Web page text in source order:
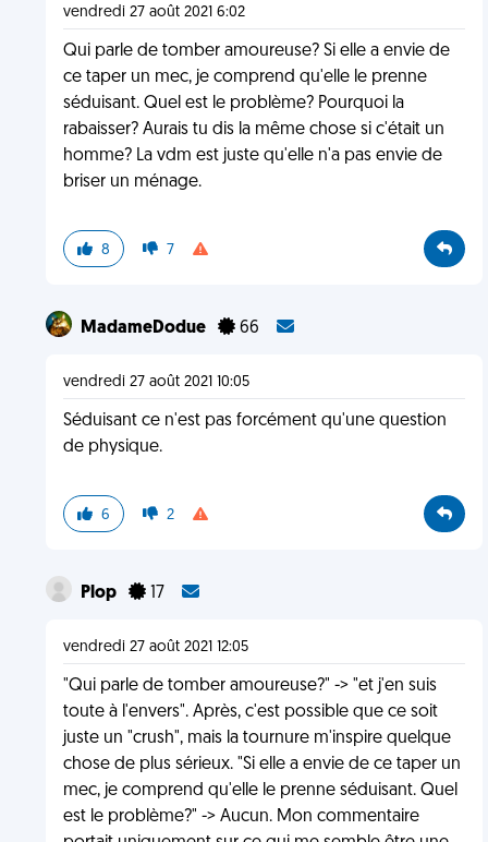
vendredi 27 août 2021 6:02
Qui parle de tomber amoureuse? Si elle a envie de
ce taper un mec, je comprend qu'elle le prenne
séduisant. Quel est le problème? Pourquoi la
rabaisser? Aurais tu dis la même chose si c'était un
homme? La vdm est juste qu'elle n'a pas envie de
briser un ménage.
8 7
MadameDodue 66
vendredi 27 août 2021 10:05
Séduisant ce n'est pas forcément qu'une question
de physique.
6 2
Plop 17
vendredi 27 août 2021 12:05
"Qui parle de tomber amoureuse?" -> "et j'en suis
toute à l'envers". Après, c'est possible que ce soit
juste un "crush", mais la tournure m'inspire quelque
chose de plus sérieux. "Si elle a envie de ce taper un
mec, je comprend qu'elle le prenne séduisant. Quel
est le problème?" -> Aucun. Mon commentaire